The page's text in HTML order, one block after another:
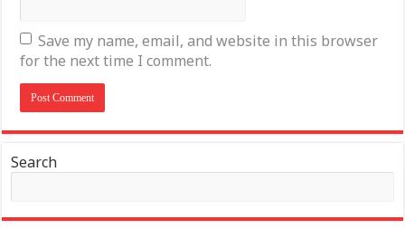
Save my name, email, and website in this browser
for the next time I comment.
Search